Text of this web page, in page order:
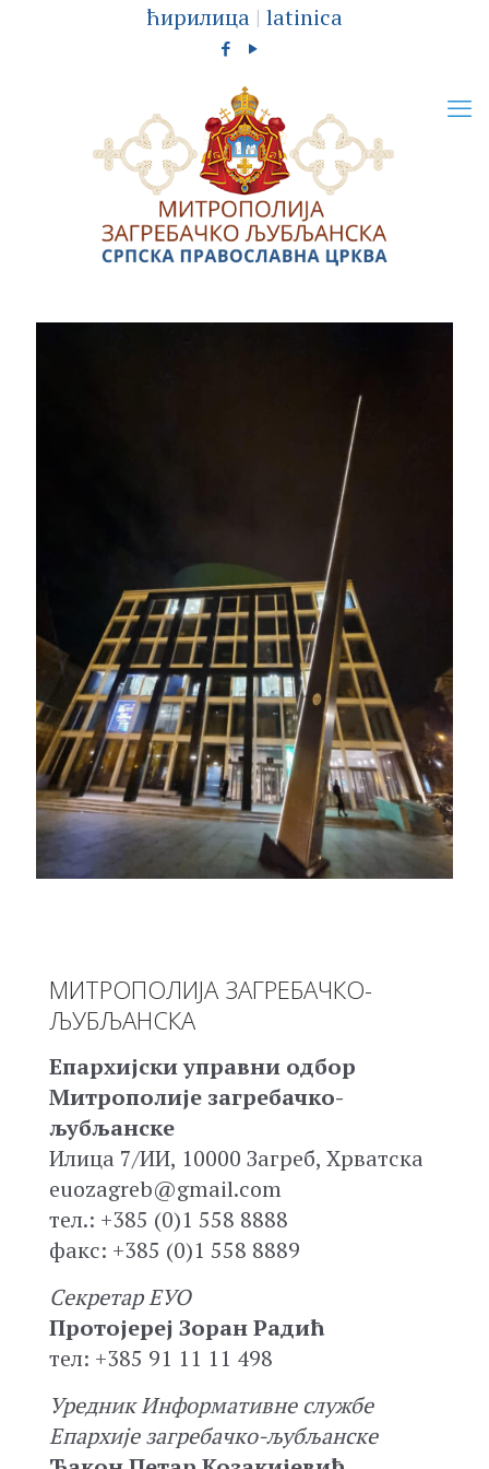
ћирилица | latinica
МИТРОПОЛИЈА ЗАГРЕБАЧКО-
ЉУБЉАНСКА
Епархијски управни одбор
Митрополије загребачко-
љубљанске
Илица 7/ИИ, 10000 Загреб, Хрватска
euozagreb@gmail.com
тел.: +385 (0)1 558 8888
факс: +385 (0)1 558 8889
Секретар ЕУО
Протојереј Зоран Радић
тел: +385 91 11 11 498
Уредник Информативне службе
Епархије загребачко-љубљанске